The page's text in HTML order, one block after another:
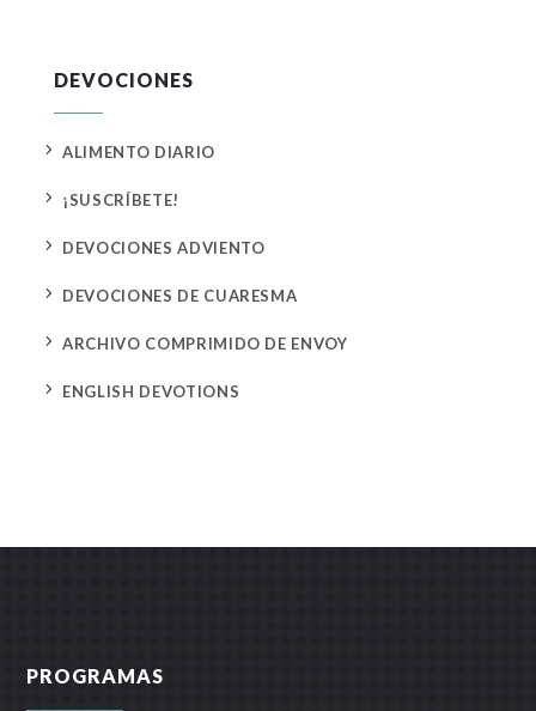
DEVOCIONES
5 ALIMENTO DIARIO
5 ¡SUSCRÍBETE!
5 DEVOCIONES ADVIENTO
5 DEVOCIONES DE CUARESMA
5 ARCHIVO COMPRIMIDO DE ENVOY
5 ENGLISH DEVOTIONS
PROGRAMAS